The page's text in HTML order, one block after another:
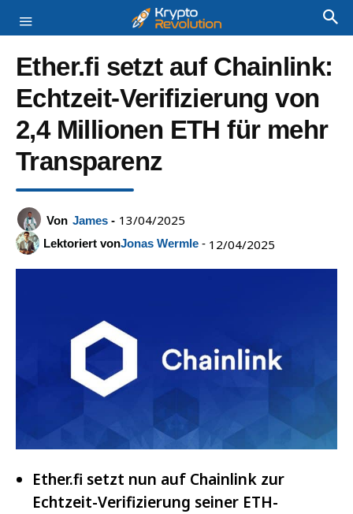
Ether.fi setzt auf Chainlink:
Echtzeit-Verifizierung von
2,4 Millionen ETH für mehr
Transparenz
Von James - 13/04/2025
Lektoriert vonJonas Wermle - 12/04/2025
Ether.fi setzt nun auf Chainlink zur
Echtzeit-Verifizierung seiner ETH-